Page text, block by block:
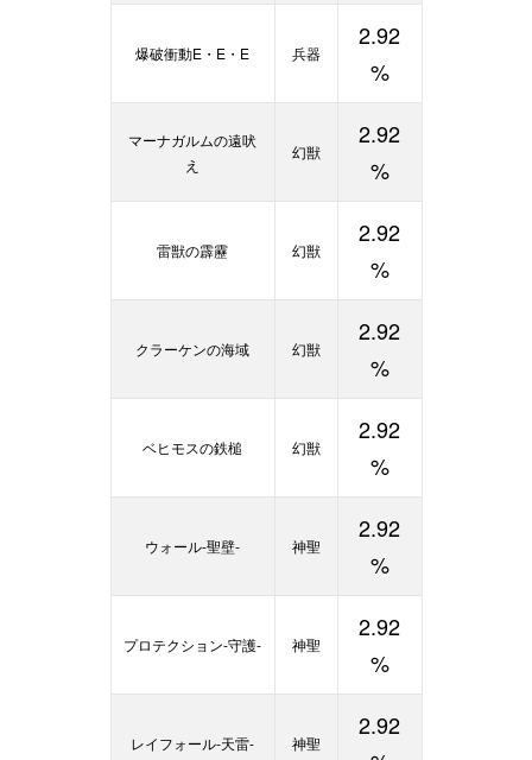
爆破衝動E・E・E 兵器
2.92
%
マーナガルムの遠吠
え
幻獣
2.92
%
雷獣の霹靂 幻獣
2.92
%
クラーケンの海域 幻獣
2.92
%
ベヒモスの鉄槌 幻獣
2.92
%
ウォール-聖壁- 神聖
2.92
%
プロテクション-守護- 神聖
2.92
%
レイフォール-天雷- 神聖
2.92